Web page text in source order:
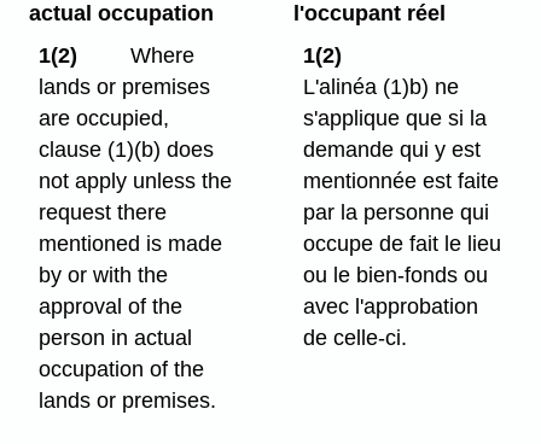
actual occupation
1(2)
Where
lands or premises
are occupied,
clause (1)⁠(b) does
not apply unless the
request there
mentioned is made
by or with the
approval of the
person in actual
occupation of the
lands or premises.
l'occupant réel
1(2)
L'alinéa (1)b) ne
s'applique que si la
demande qui y est
mentionnée est faite
par la personne qui
occupe de fait le lieu
ou le bien-fonds ou
avec l'approbation
de celle-ci.